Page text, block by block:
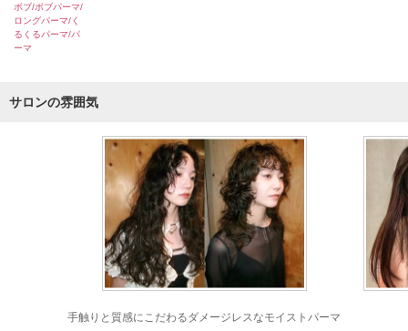
ボブ/ボブパーマ/
ロングパーマ/く
るくるパーマ/パ
ーマ
サロンの雰囲気
手触りと質感にこだわるダメージレスなモイストパーマ